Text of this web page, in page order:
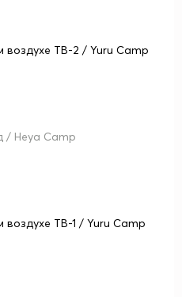
воздухе ТВ-2 / Yuru Camp
/ Heya Camp
воздухе ТВ-1 / Yuru Camp